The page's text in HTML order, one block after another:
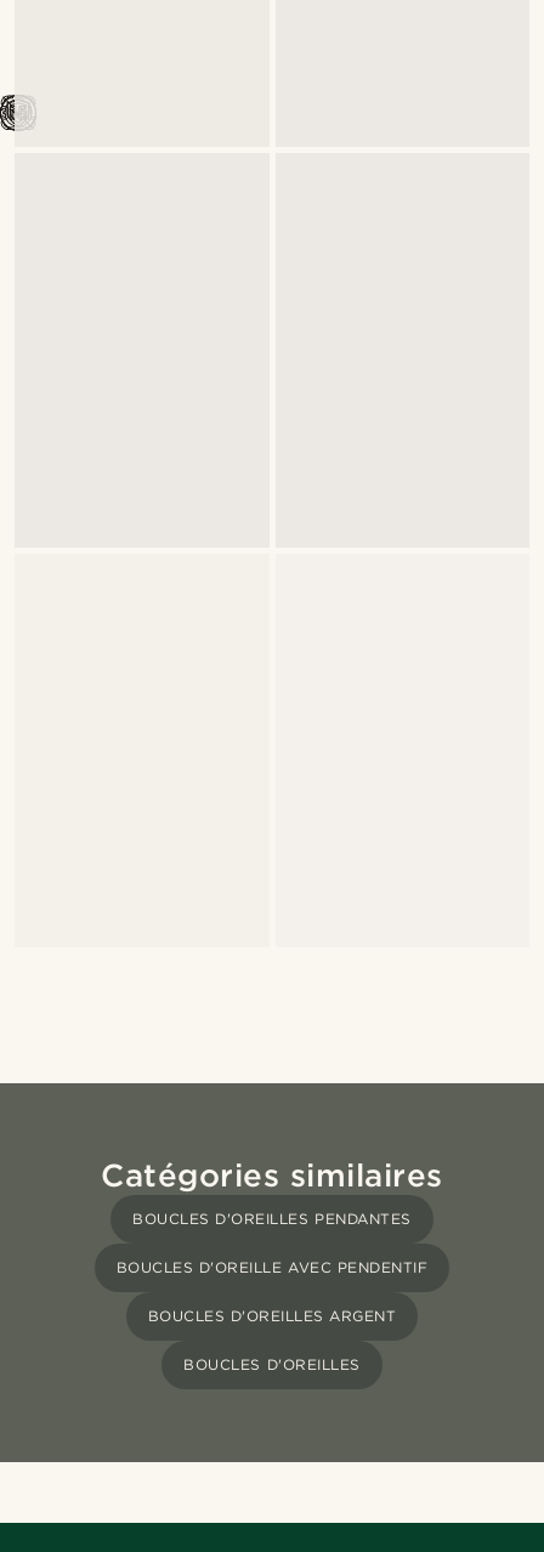
Catégories similaires
BOUCLES D'OREILLES PENDANTES
BOUCLES D'OREILLE AVEC PENDENTIF
BOUCLES D'OREILLES ARGENT
BOUCLES D'OREILLES